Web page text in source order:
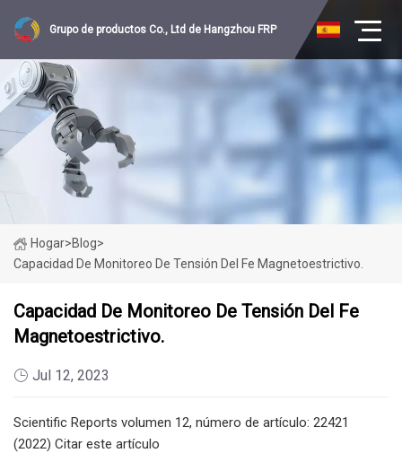
Grupo de productos Co., Ltd de Hangzhou FRP
Hogar>Blog>
Capacidad De Monitoreo De Tensión Del Fe Magnetoestrictivo.
Capacidad De Monitoreo De Tensión Del Fe
Magnetoestrictivo.
Jul 12, 2023
Scientific Reports volumen 12, número de artículo: 22421
(2022) Citar este artículo